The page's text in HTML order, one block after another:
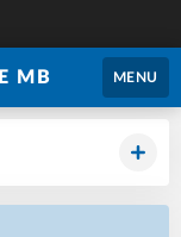
MB MENU